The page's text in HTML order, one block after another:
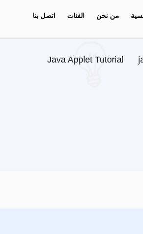
من نحن الفئات اتصل بنا
Java Applet Tutorial